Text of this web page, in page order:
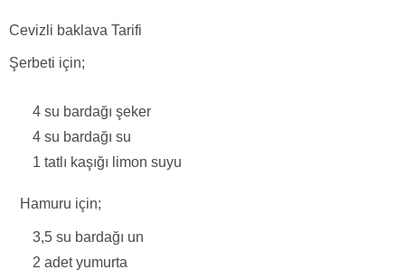
Cevizli baklava Tarifi
Şerbeti için;
4 su bardağı şeker
4 su bardağı su
1 tatlı kaşığı limon suyu
Hamuru için;
3,5 su bardağı un
2 adet yumurta